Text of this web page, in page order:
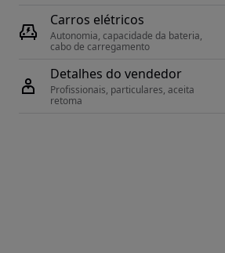
Carros elétricos
Autonomia, capacidade da bateria,
cabo de carregamento
Detalhes do vendedor
Profissionais, particulares, aceita
retoma